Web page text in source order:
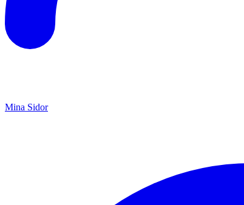
Mina Sidor